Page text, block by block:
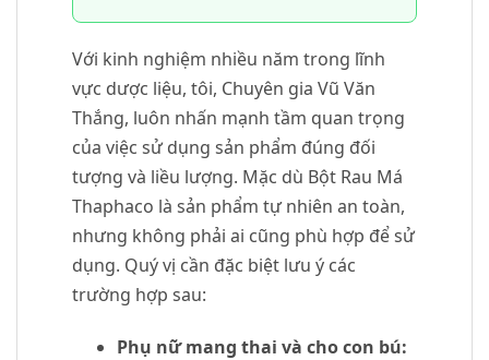
Với kinh nghiệm nhiều năm trong lĩnh
vực dược liệu, tôi, Chuyên gia Vũ Văn
Thắng, luôn nhấn mạnh tầm quan trọng
của việc sử dụng sản phẩm đúng đối
tượng và liều lượng. Mặc dù Bột Rau Má
Thaphaco là sản phẩm tự nhiên an toàn,
nhưng không phải ai cũng phù hợp để sử
dụng. Quý vị cần đặc biệt lưu ý các
trường hợp sau:
Phụ nữ mang thai và cho con bú: